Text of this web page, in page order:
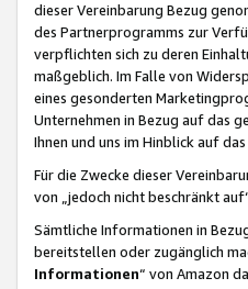
dieser Vereinbarung Bezug
des Partnerprogramms zur
verpflichten sich zu deren
maßgeblich. Im Falle von
eines gesonderten
Unternehmen in Bezug auf das
Ihnen und uns im Hinblick auf
Für die Zwecke dieser
von „jedoch nicht beschränkt
Sämtliche Informationen in
bereitstellen oder zugänglich
Informationen“ von Amazon